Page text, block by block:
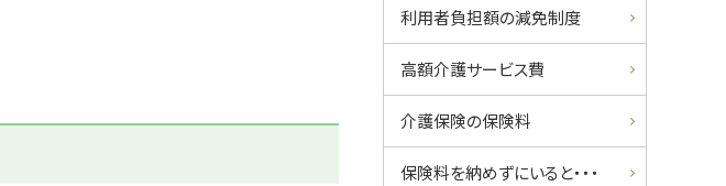
ー
利用者負担額の減免制度
高額介護サービス費
介護保険の保険料
保険料を納めずにいると・・・